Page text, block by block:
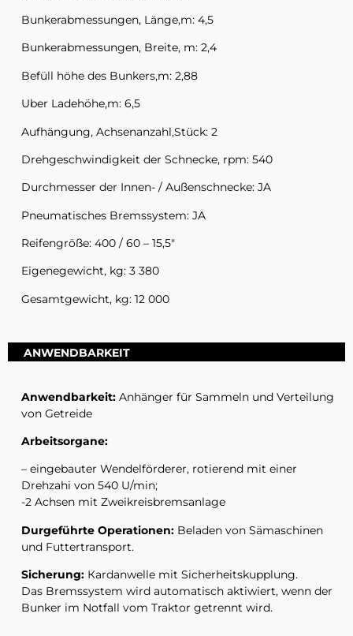
Bunkerabmessungen, Länge,m: 4,5
Bunkerabmessungen, Breite, m: 2,4
Befüll höhe des Bunkers,m: 2,88
Uber Ladehöhe,m: 6,5
Aufhängung, Achsenanzahl,Stück: 2
Drehgeschwindigkeit der Schnecke, rpm: 540
Durchmesser der Innen- / Außenschnecke: JA
Pneumatisches Bremssystem: JA
Reifengröße: 400 / 60 – 15,5″
Eigenegewicht, kg: 3 380
Gesamtgewicht, kg: 12 000
ANWENDBARKEIT
Anwendbarkeit: Anhänger für Sammeln und Verteilung
von Getreide
Arbeitsorgane:
– eingebauter Wendelförderer, rotierend mit einer
Drehzahi von 540 U/min;
-2 Achsen mit Zweikreisbremsanlage
Durgeführte Operationen: Beladen von Sämaschinen
und Futtertransport.
Sicherung: Кardanwelle mit Sicherheitskupplung.
Das Bremssystem wird automatisch aktiwiert, wenn der
Bunker im Notfall vom Traktor getrennt wird.